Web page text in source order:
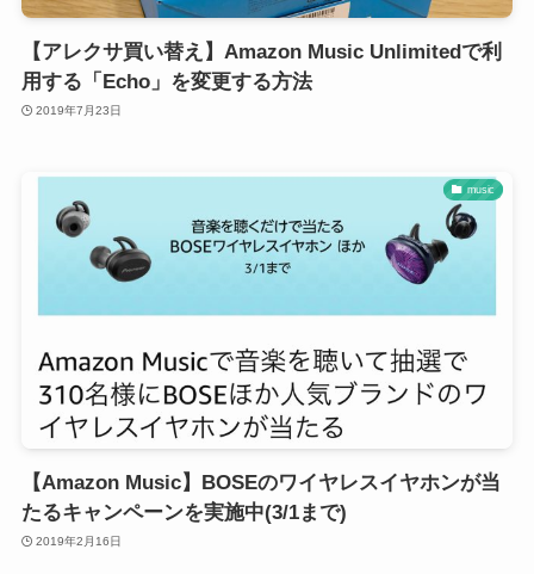
【アレクサ買い替え】Amazon Music Unlimitedで利
用する「Echo」を変更する方法
2019年7月23日
music
【Amazon Music】BOSEのワイヤレスイヤホンが当
たるキャンペーンを実施中(3/1まで)
2019年2月16日